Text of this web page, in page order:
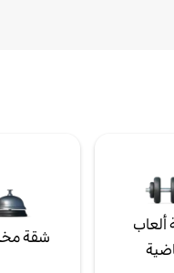
ألعاب
شقة